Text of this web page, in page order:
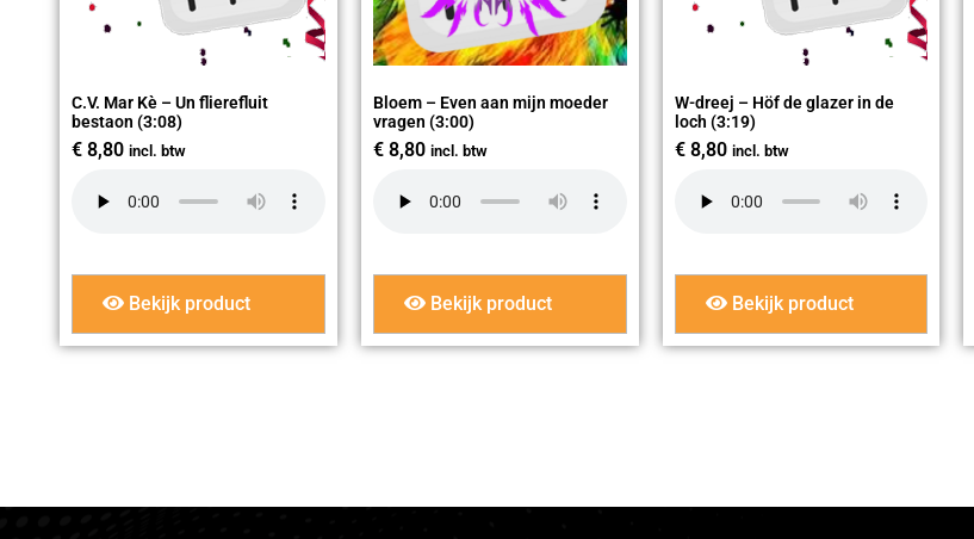
C.V. Mar Kè – Un flierefluit
bestaon (3:08)
€ 8,80 incl. btw
Bekijk product
Bloem – Even aan mijn moeder
vragen (3:00)
€8,80 incl. btw
Bekijk product
W-dreej – Höf de glazer in de
loch (3:19)
€8,80 incl. btw
Bekijk product